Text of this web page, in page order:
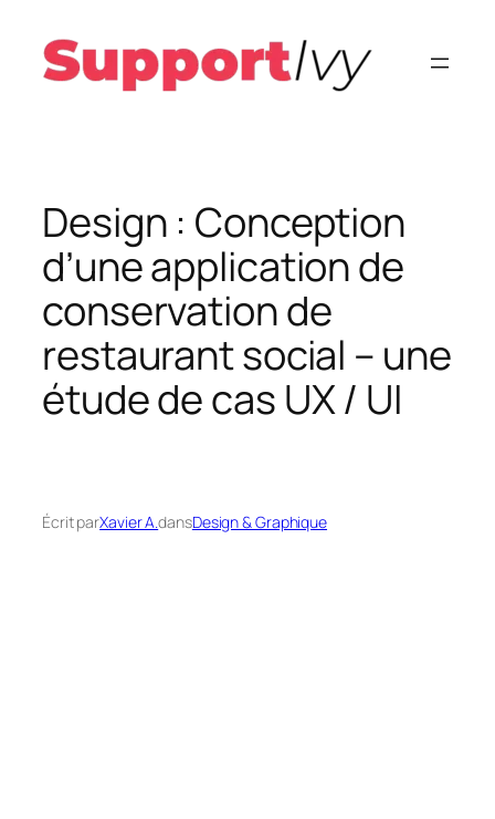
contenu
Design : Conception
d’une application de
conservation de
restaurant social – une
étude de cas UX / UI
Écrit parXavier A.dansDesign & Graphique